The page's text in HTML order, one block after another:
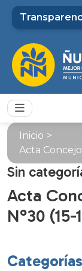
Inicio >
Acta
Sin
Acta
N°30 (15-
Categorías